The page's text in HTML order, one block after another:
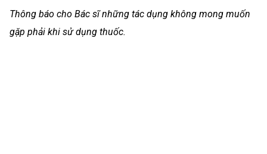
Thông báo cho Bác sĩ những tác dụng không mong muốn
gặp phải khi sử dụng thuốc.